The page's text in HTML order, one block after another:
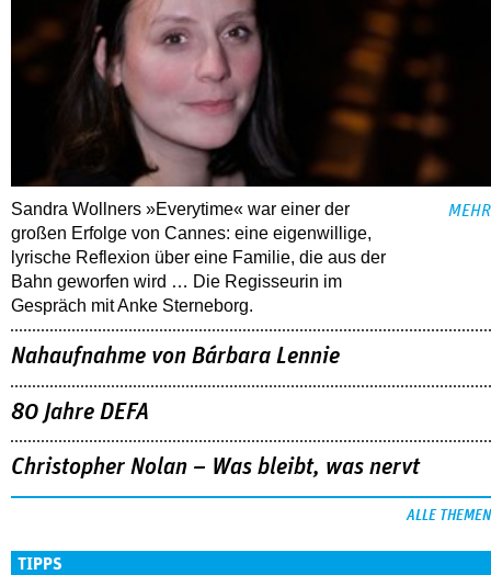
Sandra Wollners »Everytime« war einer der
großen Erfolge von Cannes: eine eigenwillige,
lyrische Reflexion über eine ­Familie, die aus der
Bahn geworfen wird … Die Regisseurin im
Gespräch mit Anke Sterneborg.
MEHR
Nahaufnahme von Bárbara Lennie
80 Jahre DEFA
Christopher Nolan – Was bleibt, was nervt
ALLE THEMEN
TIPPS